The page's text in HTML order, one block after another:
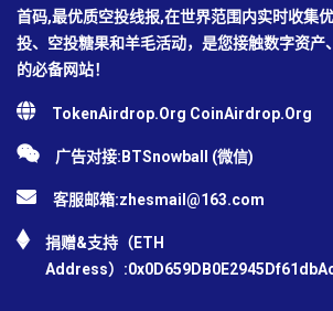
首码,最优质空投线报,在世界范围内实时收集
投、空投糖果和羊毛活动，是您接触数字资产
的必备网站！
TokenAirdrop.Org CoinAirdrop.Org
广告对接:BTSnowball (微信)
客服邮箱:zhesmail@163.com
捐赠&支持（ETH
Address）